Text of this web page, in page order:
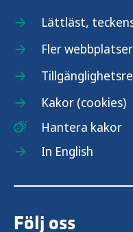
Lättläst,
Fler webbplatser
Kakor (cookies)
Hantera kakor
In English
Följ oss